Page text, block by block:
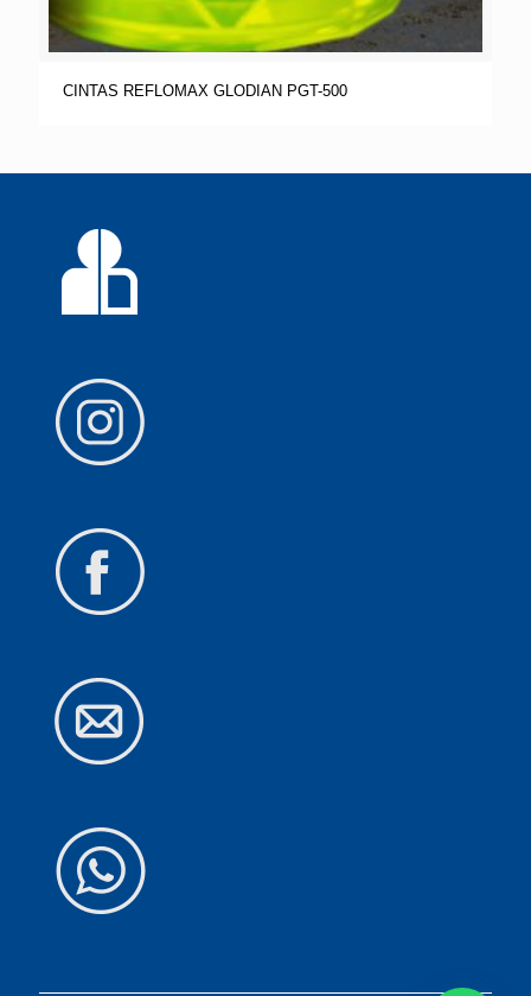
CINTAS REFLOMAX GLODIAN PGT-500